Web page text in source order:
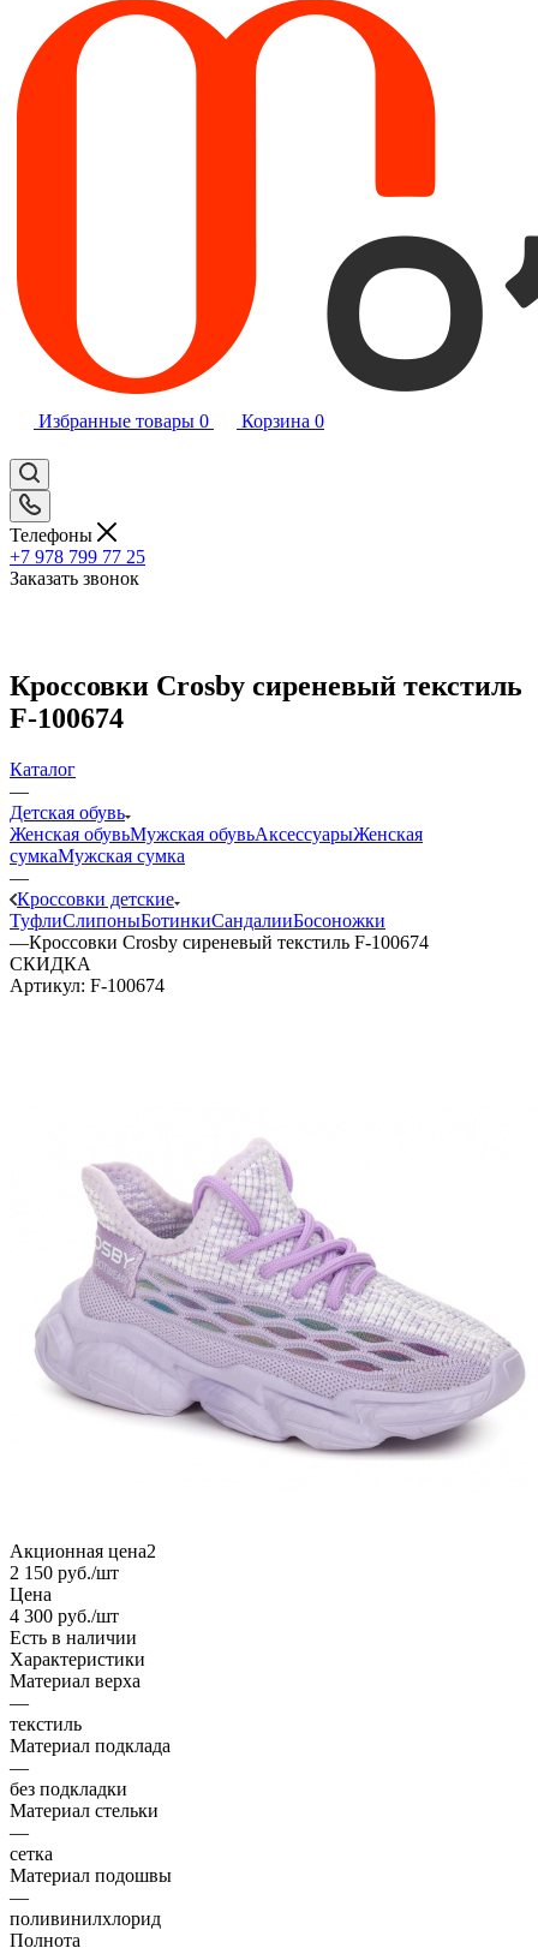
Избранные товары 0 Корзина 0
Телефоны
+7 978 799 77 25
Заказать звонок
Кроссовки Crosby сиреневый текстиль
F-100674
Каталог
—
Детская обувь
Женская обувьМужская обувьАксессуарыЖенская
сумкаМужская сумка
—
Кроссовки детские
ТуфлиСлипоныБотинкиСандалииБосоножки
—Кроссовки Crosby сиреневый текстиль F-100674
СКИДКА
Артикул: F-100674
Акционная цена2
2 150 руб./шт
Цена
4 300 руб./шт
Есть в наличии
Характеристики
Материал верха
—
текстиль
Материал подклада
—
без подкладки
Материал стельки
—
сетка
Материал подошвы
—
поливинилхлорид
Полнота